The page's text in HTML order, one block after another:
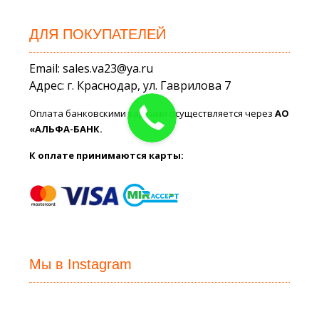
ДЛЯ ПОКУПАТЕЛЕЙ
Email: sales.va23@ya.ru
Адрес: г. Краснодар, ул. Гаврилова 7
Оплата банковскими картами осуществляется черезАО
«АЛЬФА-БАНК.
К оплате принимаются карты:
Мы в Instagram